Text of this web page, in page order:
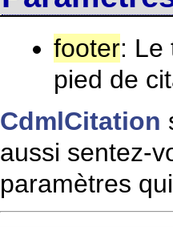
footer: Le
pied de
CdmlCitation
aussi sentez-
paramètres